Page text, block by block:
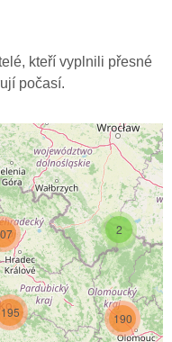
kteří vyplnili přesné
počasí.
2
190
195